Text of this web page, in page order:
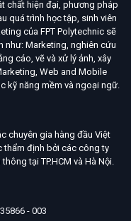
chất hiện đại, phương pháp
quá trình học tập, sinh viên
của FPT Polytechnic sẽ
như: Marketing, nghiên cứu
cáo, vẽ và xử lý ảnh, xây
Web and Mobile
kỹ năng mềm và ngoại ngữ.
chuyên gia hàng đầu Việt
thẩm định bởi các công ty
tại TP.HCM và Hà Nội.
- 003